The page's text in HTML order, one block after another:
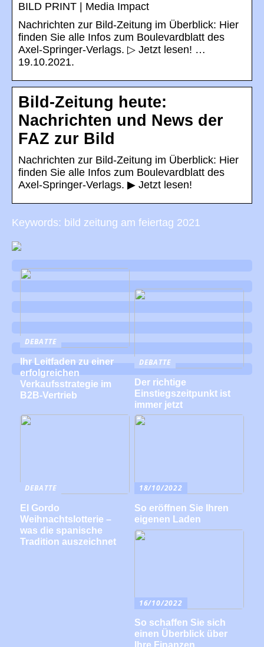
BILD PRINT | Media Impact
Nachrichten zur Bild-Zeitung im Überblick: Hier
finden Sie alle Infos zum Boulevardblatt des
Axel-Springer-Verlags. ▷ Jetzt lesen! …
19.10.2021.
Bild-Zeitung heute:
Nachrichten und News der
FAZ zur Bild
Nachrichten zur Bild-Zeitung im Überblick: Hier
finden Sie alle Infos zum Boulevardblatt des
Axel-Springer-Verlags. ▶ Jetzt lesen!
Keywords: bild zeitung am feiertag 2021
DEBATTE
Ihr Leitfaden zu einer
erfolgreichen
Verkaufsstrategie im
B2B-Vertrieb
DEBATTE
Der richtige
Einstiegszeitpunkt ist
immer jetzt
DEBATTE
El Gordo
Weihnachtslotterie –
was die spanische
Tradition auszeichnet
18/10/2022
So eröffnen Sie Ihren
eigenen Laden
16/10/2022
So schaffen Sie sich
einen Überblick über
Ihre Finanzen